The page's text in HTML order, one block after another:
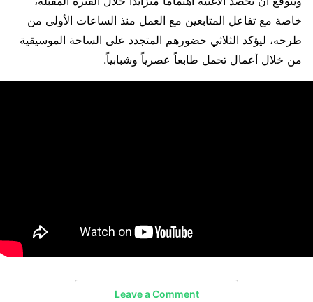
خاصة مع تفاعل المتابعين مع العمل منذ الساعات الأولى من
طرحه، ليؤكد الثلاثي حضورهم المتجدد على الساحة الموسيقية
من خلال أعمال تحمل طابعاً عصرياً وشبابياً.
Leave a Comment